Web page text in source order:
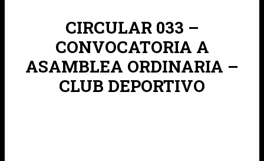
CIRCULAR 033 –
CONVOCATORIA A
ASAMBLEA ORDINARIA –
CLUB DEPORTIVO